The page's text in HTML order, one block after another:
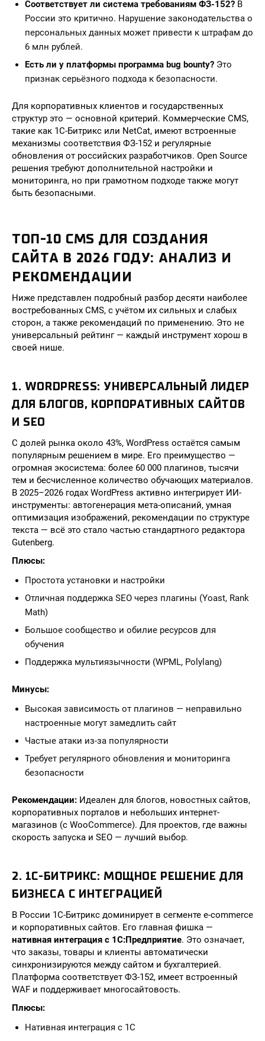
Соответствует ли система требованиям ФЗ-152? В
России это критично. Нарушение законодательства о
персональных данных может привести к штрафам до
6 млн рублей.
Есть ли у платформы программа bug bounty? Это
признак серьёзного подхода к безопасности.
Для корпоративных клиентов и государственных
структур это — основной критерий. Коммерческие CMS,
такие как 1С-Битрикс или NetCat, имеют встроенные
механизмы соответствия ФЗ-152 и регулярные
обновления от российских разработчиков. Open Source
решения требуют дополнительной настройки и
мониторинга, но при грамотном подходе также могут
быть безопасными.
ТОП-10 CMS ДЛЯ СОЗДАНИЯ
САЙТА В 2026 ГОДУ: АНАЛИЗ И
РЕКОМЕНДАЦИИ
Ниже представлен подробный разбор десяти наиболее
востребованных CMS, с учётом их сильных и слабых
сторон, а также рекомендаций по применению. Это не
универсальный рейтинг — каждый инструмент хорош в
своей нише.
1. WORDPRESS: УНИВЕРСАЛЬНЫЙ ЛИДЕР
ДЛЯ БЛОГОВ, КОРПОРАТИВНЫХ САЙТОВ
И SEO
С долей рынка около 43%, WordPress остаётся самым
популярным решением в мире. Его преимущество —
огромная экосистема: более 60 000 плагинов, тысячи
тем и бесчисленное количество обучающих материалов.
В 2025–2026 годах WordPress активно интегрирует ИИ-
инструменты: автогенерация мета-описаний, умная
оптимизация изображений, рекомендации по структуре
текста — всё это стало частью стандартного редактора
Gutenberg.
Плюсы:
Простота установки и настройки
Отличная поддержка SEO через плагины (Yoast, Rank
Math)
Большое сообщество и обилие ресурсов для
обучения
Поддержка мультиязычности (WPML, Polylang)
Минусы:
Высокая зависимость от плагинов — неправильно
настроенные могут замедлить сайт
Частые атаки из-за популярности
Требует регулярного обновления и мониторинга
безопасности
Рекомендации: Идеален для блогов, новостных сайтов,
корпоративных порталов и небольших интернет-
магазинов (с WooCommerce). Для проектов, где важны
скорость запуска и SEO — лучший выбор.
2. 1С-БИТРИКС: МОЩНОЕ РЕШЕНИЕ ДЛЯ
БИЗНЕСА С ИНТЕГРАЦИЕЙ
В России 1С-Битрикс доминирует в сегменте e-commerce
и корпоративных сайтов. Его главная фишка —
нативная интеграция с 1С:Предприятие. Это означает,
что заказы, товары и клиенты автоматически
синхронизируются между сайтом и бухгалтерией.
Платформа соответствует ФЗ-152, имеет встроенный
WAF и поддерживает многосайтовость.
Плюсы:
Нативная интеграция с 1С